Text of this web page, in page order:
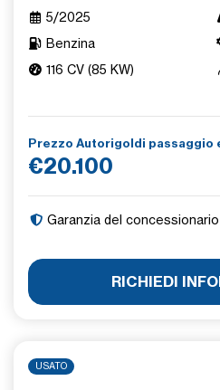
5/2025
Benzina
116 CV (85 KW)
Prezzo Autorigoldi passaggio
€20.100
Garanzia del concessionario
RICHIEDI
USATO